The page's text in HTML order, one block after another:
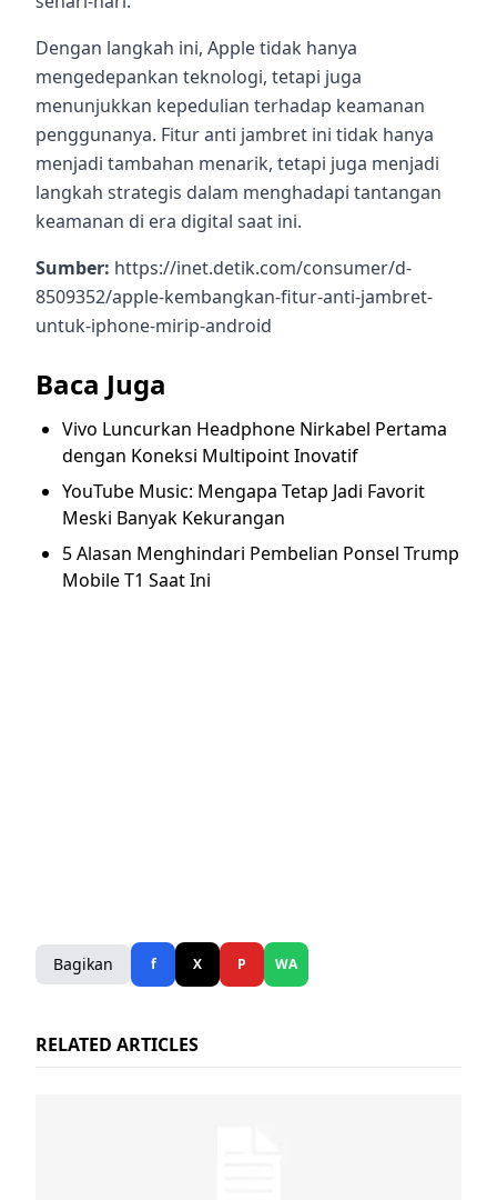
Dengan langkah ini, Apple tidak hanya
mengedepankan teknologi, tetapi juga
menunjukkan kepedulian terhadap keamanan
penggunanya. Fitur anti jambret ini tidak hanya
menjadi tambahan menarik, tetapi juga menjadi
langkah strategis dalam menghadapi tantangan
keamanan di era digital saat ini.
Sumber: https://inet.detik.com/consumer/d-
8509352/apple-kembangkan-fitur-anti-jambret-
untuk-iphone-mirip-android
Baca Juga
Vivo Luncurkan Headphone Nirkabel Pertama
dengan Koneksi Multipoint Inovatif
YouTube Music: Mengapa Tetap Jadi Favorit
Meski Banyak Kekurangan
5 Alasan Menghindari Pembelian Ponsel Trump
Mobile T1 Saat Ini
Bagikan f X P WA
RELATED ARTICLES